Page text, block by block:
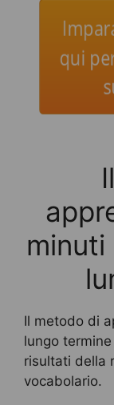
qui
minuti
Il metodo di
lungo
risultati della
vocabolario.